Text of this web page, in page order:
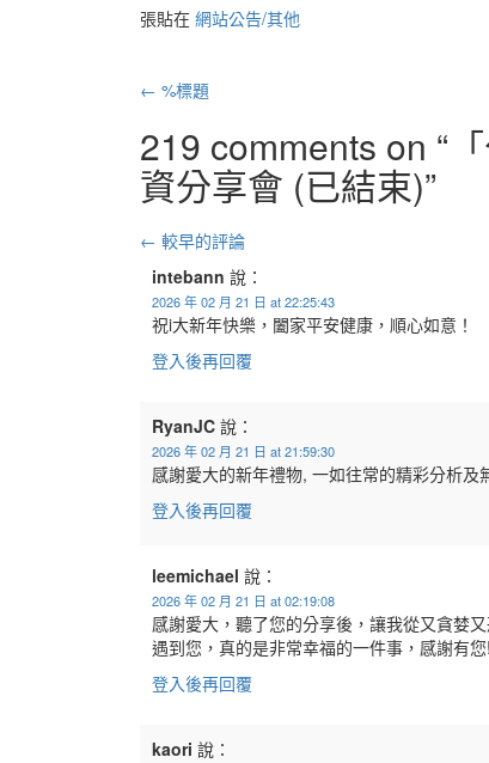
張貼在 網站公告/其他
郵
政
導
航
← %標題
219 comments on “
資分享會 (已結束)”
評
論
導
航
← 較早的評論
intebann 說：
2026 年 02 月 21 日 at 22:25:43
祝i大新年快樂，闔家平安健康，順心如意！
登入後再回覆
RyanJC 說：
2026 年 02 月 21 日 at 21:59:30
感謝愛大的新年禮物, 一如往常的精彩分析
登入後再回覆
leemichael 說：
2026 年 02 月 21 日 at 02:19:08
感謝愛大，聽了您的分享後，讓我從又貪婪
遇到您，真的是非常幸福的一件事，感謝有您!
登入後再回覆
kaori 說：